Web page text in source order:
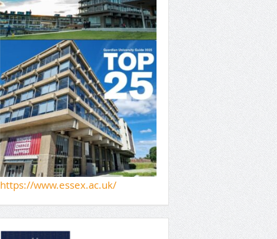
https://www.essex.ac.uk/